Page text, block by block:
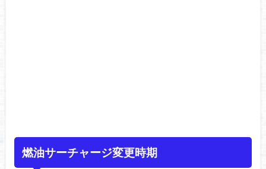
燃油サーチャージ変更時期